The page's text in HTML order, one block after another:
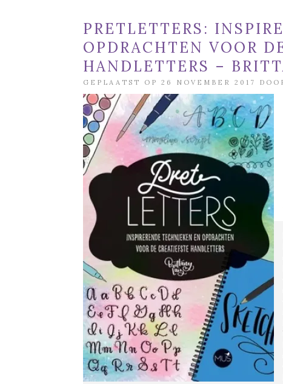
PRETLETTERS:
OPDRACHTEN VOOR
HANDLETTERS –
GEPLAATST OP 26 NOVEMBER 2017